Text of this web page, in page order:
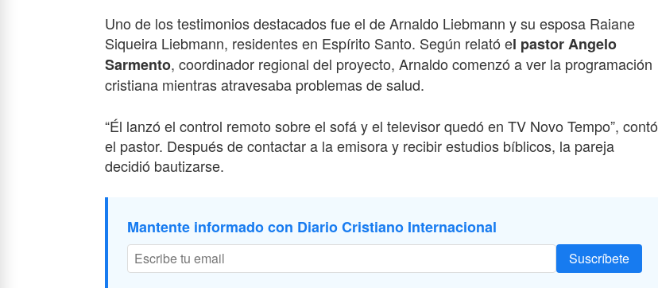
Uno de los testimonios destacados fue el de Arnaldo Liebmann y su esposa Raiane
Siqueira Liebmann, residentes en Espírito Santo. Según relató el pastor Angelo
Sarmento, coordinador regional del proyecto, Arnaldo comenzó a ver la programación
cristiana mientras atravesaba problemas de salud.
“Él lanzó el control remoto sobre el sofá y el televisor quedó en TV Novo Tempo”, contó
el pastor. Después de contactar a la emisora y recibir estudios bíblicos, la pareja
decidió bautizarse.
Mantente informado con Diario Cristiano Internacional
Suscríbete